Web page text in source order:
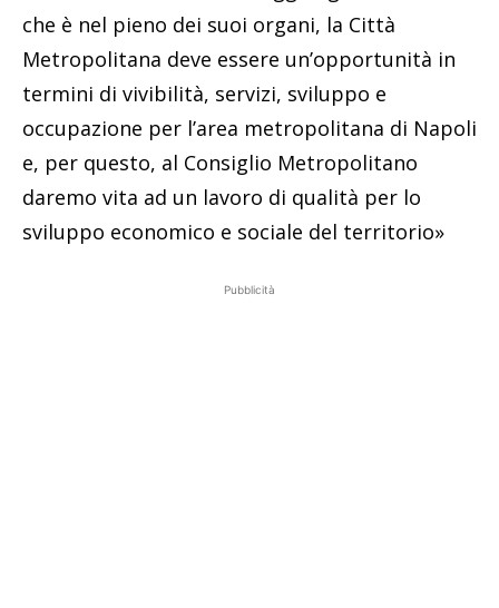
che è nel pieno dei suoi organi, la Città
Metropolitana deve essere un’opportunità in
termini di vivibilità, servizi, sviluppo e
occupazione per l’area metropolitana di Napoli
e, per questo, al Consiglio Metropolitano
daremo vita ad un lavoro di qualità per lo
sviluppo economico e sociale del territorio»
Pubblicità